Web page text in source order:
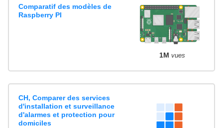
Comparatif des modèles de
Raspberry PI
1M vues
CH, Comparer des services
d'installation et surveillance
d'alarmes et protection pour
domiciles